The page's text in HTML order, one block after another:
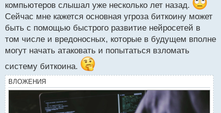
о
ч
и
а
н
ы
й
п
компьютеров слышал уже несколько лет назад.
Сейчас мне кажется основная угроза биткоину может
быть с помощью быстрого развитие нейросетей в
том числе и вредоносных, которые в будущем вполне
могут начать атаковать и попытаться взломать
систему биткоина.
ВЛОЖЕНИЯ